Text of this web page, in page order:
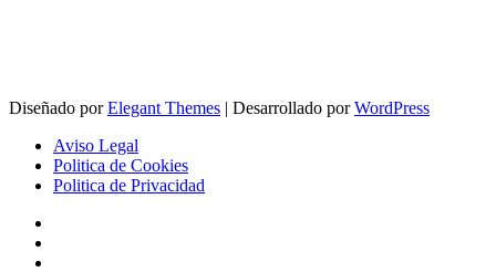
Diseñado porElegant Themes | Desarrollado porWordPress
Aviso Legal
Politica de Cookies
Politica de Privacidad